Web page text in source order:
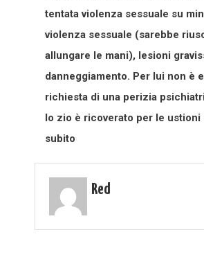
tentata violenza sessuale su
violenza sessuale (sarebbe
allungare le mani), lesioni
danneggiamento. Per lui non è
richiesta di una perizia
lo zio è ricoverato per le ustioni
subito
Red